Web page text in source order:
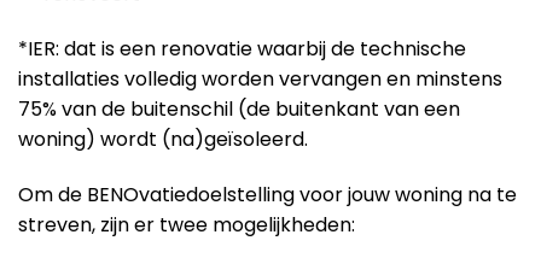
*IER: dat is een renovatie waarbij de technische
installaties volledig worden vervangen en minstens
75% van de buitenschil (de buitenkant van een
woning) wordt (na)geïsoleerd.
Om de BENOvatiedoelstelling voor jouw woning na te
streven, zijn er twee mogelijkheden: